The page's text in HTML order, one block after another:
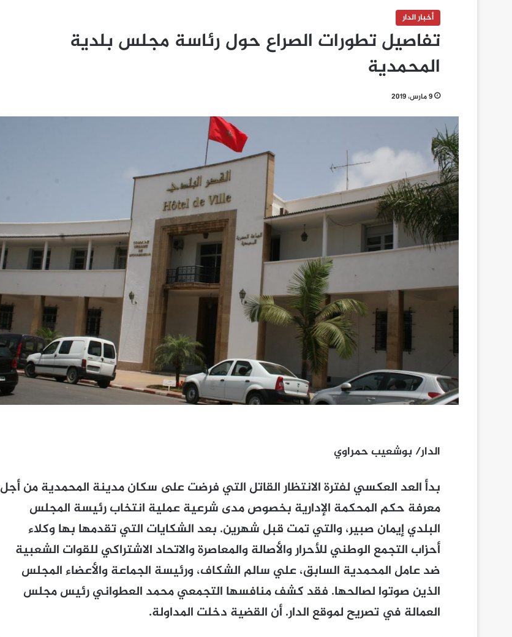
أخبار الدار
تفاصيل تطورات الصراع حول رئاسة مجلس بلدية
المحمدية
9 مارس، 2019
الدار/ بوشعيب حمراوي
بدأ العد العكسي لفترة الانتظار القاتل التي فرضت على سكان مدينة المحمدية من أجل
معرفة حكم المحكمة الإدارية بخصوص مدى شرعية عملية انتخاب رئيسة المجلس
البلدي إيمان صبير، والتي تمت قبل شهرين. بعد الشكايات التي تقدمها بها وكلاء
أحزاب التجمع الوطني للأحرار والأصالة والمعاصرة والاتحاد الاشتراكي للقوات الشعبية
ضد عامل المحمدية السابق، علي سالم الشكاف، ورئيسة الجماعة والأعضاء المجلس
الذين صوتوا لصالحها. فقد كشف منافسها التجمعي محمد العطواني رئيس مجلس
العمالة في تصريح لموقع الدار. أن القضية دخلت المداولة.